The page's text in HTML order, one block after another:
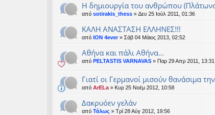
H δημιουργία του ανθρώπου
από sotirakis_thess » Δευ 25 Ιούλ 2011, 01:36
ΚΑΛΗ ΑΝΑΣΤΑΣΗ ΕΛΛΗΝΕΣ!!!
από ION 4ever» Σάβ 04 Μάιος 2013, 02:52
Αθήνα και πάλι Αθήνα...
από PELTASTIS VARNAVAS » Παρ 29 Απρ 2011, 13:31
Γιατί οι Γερμανοί μισούν θανάσιμα
από ArELa » Κυρ 25 Νοέμ 2012, 10:58
Δακρυόεν γελάν
από Τάλως » Τρί 28 Αύγ 2012, 19:56